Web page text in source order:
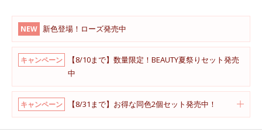
NEW 新色登場！ローズ発売中
キャンペーン
【8/10まで】数量限定！BEAUTY夏祭りセット発売
中
キャンペーン 【8/31まで】お得な同色2個セット発売中！